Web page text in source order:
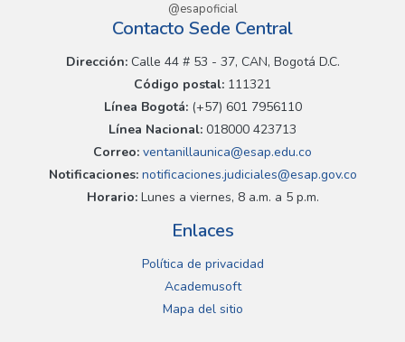
@esapoficial
Contacto Sede Central
Dirección:Calle 44 # 53 - 37, CAN, Bogotá D.C.
Código postal: 111321
Línea Bogotá:(+57) 601 7956110
Línea Nacional: 018000 423713
Correo: ventanillaunica@esap.edu.co
Notificaciones:notificaciones.judiciales@esap.gov.co
Horario:Lunes a viernes, 8 a.m. a 5 p.m.
Enlaces
Política de privacidad
Academusoft
Mapa del sitio